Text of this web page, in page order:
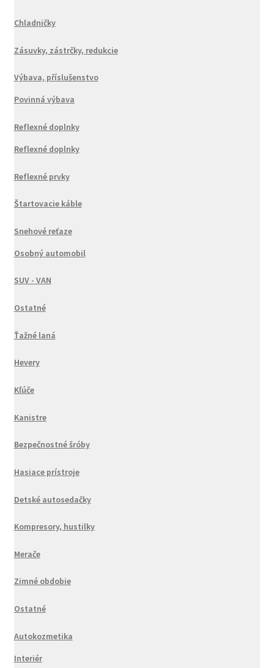
Chladničky
Zásuvky, zástrčky, redukcie
Výbava, příslušenstvo
Povinná výbava
Reflexné doplnky
Reflexné doplnky
Reflexné prvky
Štartovacie káble
Snehové reťaze
Osobný automobil
SUV - VAN
Ostatné
Ťažné laná
Hevery
Kľúče
Kanistre
Bezpečnostné šróby
Hasiace prístroje
Detské autosedačky
Kompresory, hustilky
Merače
Zimné obdobie
Ostatné
Autokozmetika
Interiér